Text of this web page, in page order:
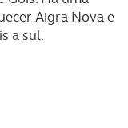
Aigra Nova e
a sul.